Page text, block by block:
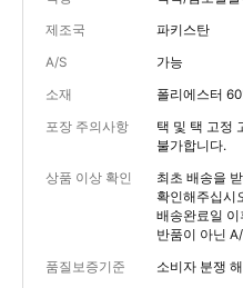
제조국 파키스탄
A/S 가능
소재 폴리에스터
포장 주의사항
택 및 택 고정
불가합니다.
상품 이상 확인
최초 배송을
확인해주십시
배송완료일
반품이 아닌
품질보증기준 소비자 분쟁